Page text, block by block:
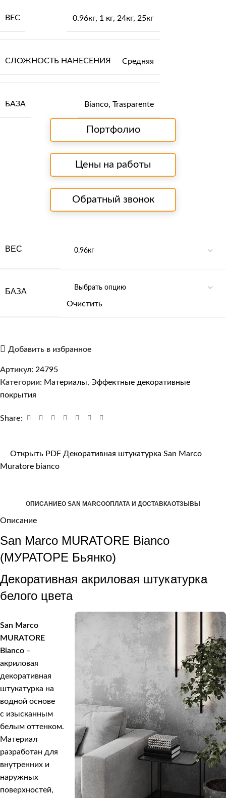
ВЕС 0.96кг, 1 кг, 24кг, 25кг
СЛОЖНОСТЬ НАНЕСЕНИЯ Средняя
БАЗА Bianco, Trasparente
Портфолио
Цены на работы
Обратный звонок
ВЕС
БАЗА
Очистить
Добавить в избранное
Артикул: 24795
Категории: Материалы, Эффектные декоративные
покрытия
Share:
Открыть PDF Декоративная штукатурка San Marco
Muratore bianco
ОПИСАНИЕО SAN MARCOОПЛАТА И ДОСТАВКАОТЗЫВЫ
Описание
San Marco MURATORE Bianco
(МУРАТОРЕ Бьянко)
Декоративная акриловая штукатурка
белого цвета
San Marco
MURATORE
Bianco –
акриловая
декоративная
штукатурка на
водной основе
с изысканным
белым оттенком.
Материал
разработан для
внутренних и
наружных
поверхностей,